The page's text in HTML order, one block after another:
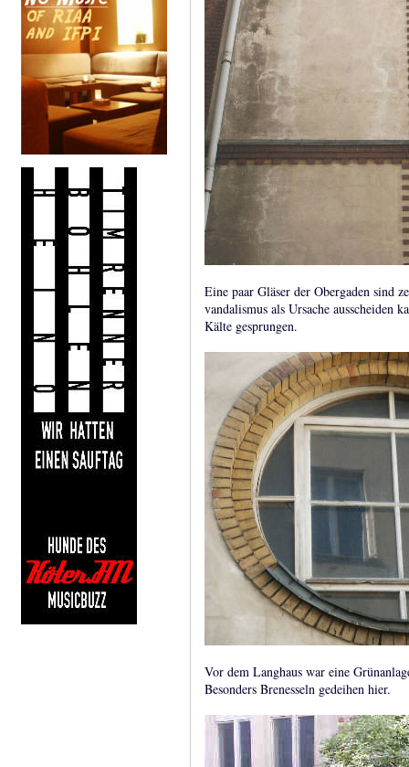
Eine paar Gläser der Obergaden sind
vandalismus als Ursache
Kälte gesprungen.
Vor dem Langhaus war eine
Besonders Brenesseln gedeihen hier.